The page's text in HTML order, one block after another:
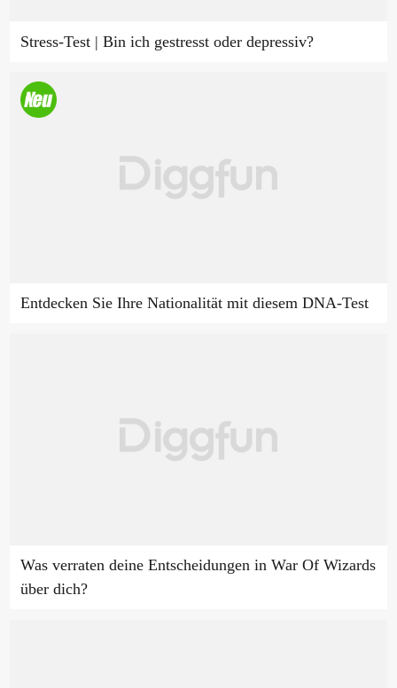
Stress-Test | Bin ich gestresst oder depressiv?
Entdecken Sie Ihre Nationalität mit diesem DNA-Test
Was verraten deine Entscheidungen in War Of Wizards
über dich?